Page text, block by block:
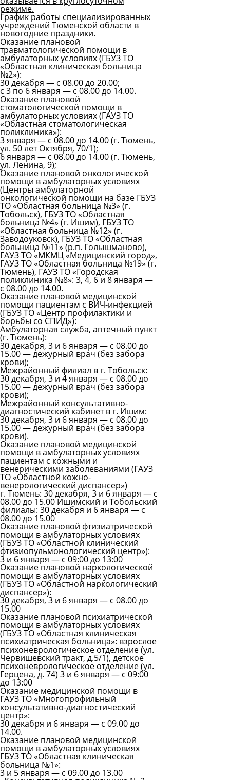
режиме.
График работы специализированных
учреждений Тюменской области в
новогодние праздники.
Оказание плановой
травматологической помощи в
амбулаторных условиях (ГБУЗ ТО
«Областная клиническая больница
№2»):
30 декабря — с 08.00 до 20.00;
с 3 по 6 января — с 08.00 до 14.00.
Оказание плановой
стоматологической помощи в
амбулаторных условиях (ГАУЗ ТО
«Областная стоматологическая
поликлиника»):
3 января — с 08.00 до 14.00 (г. Тюмень,
ул. 50 лет Октября, 70/1);
6 января — с 08.00 до 14.00 (г. Тюмень,
ул. Ленина, 9);
Оказание плановой онкологической
помощи в амбулаторных условиях
(Центры амбулаторной
онкологической помощи на базе ГБУЗ
ТО «Областная больница №3» (г.
Тобольск), ГБУЗ ТО «Областная
больница №4» (г. Ишим), ГБУЗ ТО
«Областная больница №12» (г.
Заводоуковск), ГБУЗ ТО «Областная
больница №11» (р.п. Голышманово),
ГАУЗ ТО «МКМЦ «Медицинский город»,
ГАУЗ ТО «Областная больница №19» (г.
Тюмень), ГАУЗ ТО «Городская
поликлиника №8»: 3, 4, 6 и 8 января —
с 08.00 до 14.00.
Оказание плановой медицинской
помощи пациентам с ВИЧ-инфекцией
(ГБУЗ ТО «Центр профилактики и
борьбы со СПИД»):
Амбулаторная служба, аптечный пункт
(г. Тюмень):
30 декабря, 3 и 6 января — с 08.00 до
15.00 — дежурный врач (без забора
крови);
Межрайонный филиал в г. Тобольск:
30 декабря, 3 и 4 января — с 08.00 до
15.00 — дежурный врач (без забора
крови);
Межрайонный консультативно-
диагностический кабинет в г. Ишим:
30 декабря, 3 и 6 января — с 08.00 до
15.00 — дежурный врач (без забора
крови).
Оказание плановой медицинской
помощи в амбулаторных условиях
пациентам с кожными и
венерическими заболеваниями (ГАУЗ
ТО «Областной кожно-
венерологический диспансер»)
г. Тюмень: 30 декабря, 3 и 6 января — с
08.00 до 15.00 Ишимский и Тобольский
филиалы: 30 декабря и 6 января — с
08.00 до 15.00
Оказание плановой фтизиатрической
помощи в амбулаторных условиях
(ГБУЗ ТО «Областной клинический
фтизиопульмонологический центр»):
3 и 6 января — с 09:00 до 13:00
Оказание плановой наркологической
помощи в амбулаторных условиях
(ГБУЗ ТО «Областной наркологический
диспансер»):
30 декабря, 3 и 6 января — с 08.00 до
15.00
Оказание плановой психиатрической
помощи в амбулаторных условиях
(ГБУЗ ТО «Областная клиническая
психиатрическая больница»: взрослое
психоневрологическое отделение (ул.
Червишевский тракт, д.5/1), детское
психоневрологическое отделение (ул.
Герцена, д. 74) 3 и 6 января — с 09:00
до 13:00
Оказание медицинской помощи в
ГАУЗ ТО «Многопрофильный
консультативно-диагностический
центр»:
30 декабря и 6 января — с 09.00 до
14.00.
Оказание плановой медицинской
помощи в амбулаторных условиях
ГБУЗ ТО «Областная клиническая
больница №1»:
3 и 5 января — с 09.00 до 13.00